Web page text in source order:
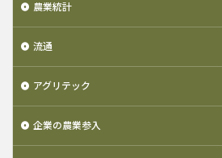
農業統計
流通
アグリテック
企業の農業参入